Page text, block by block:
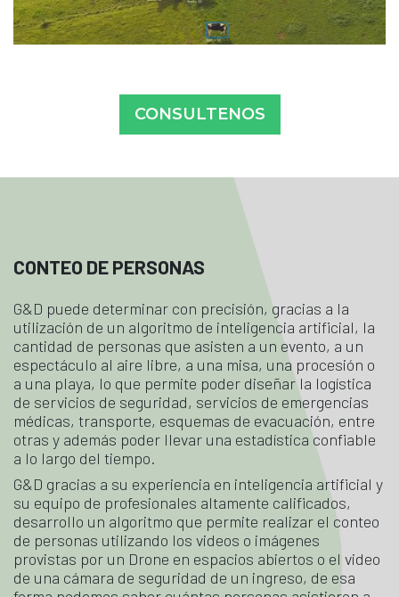
CONSULTENOS
CONTEO DE PERSONAS
G&D puede determinar con precisión, gracias a la
utilización de un algoritmo de inteligencia artificial, la
cantidad de personas que asisten a un evento, a un
espectáculo al aire libre, a una misa, una procesión o
a una playa, lo que permite poder diseñar la logística
de servicios de seguridad, servicios de emergencias
médicas, transporte, esquemas de evacuación, entre
otras y además poder llevar una estadística confiable
a lo largo del tiempo.
G&D gracias a su experiencia en inteligencia artificial y
su equipo de profesionales altamente calificados,
desarrollo un algoritmo que permite realizar el conteo
de personas utilizando los videos o imágenes
provistas por un Drone en espacios abiertos o el video
de una cámara de seguridad de un ingreso, de esa